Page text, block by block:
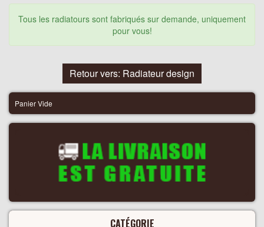
Tous les radiatours sont fabriqués sur demande, uniquement
pour vous!
Retour vers: Radiateur design
Panier Vide
CATÉGORIE